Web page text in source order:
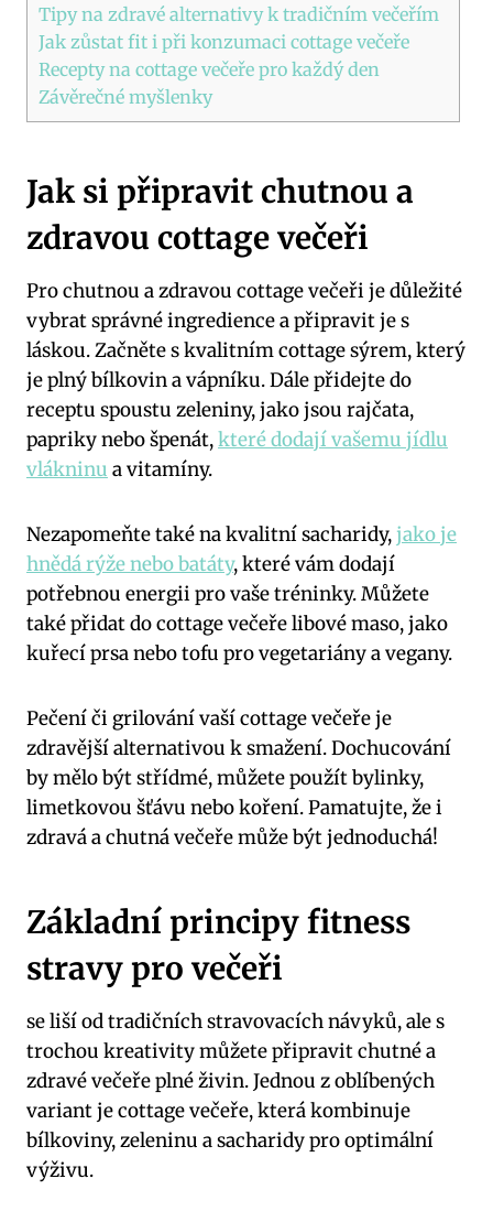
Tipy na zdravé alternativy k tradičním večeřím
Jak zůstat fit i při konzumaci cottage večeře
Recepty na cottage večeře pro každý den
Závěrečné myšlenky
Jak si připravit chutnou a
zdravou cottage večeři
Pro chutnou a zdravou cottage večeři je důležité
vybrat správné ingredience a připravit je s
láskou. Začněte s kvalitním cottage sýrem, který
je plný bílkovin a vápníku. Dále přidejte do
receptu spoustu zeleniny, jako jsou rajčata,
papriky nebo špenát,které dodají vašemu jídlu
vlákninu a vitamíny.
Nezapomeňte také na kvalitní sacharidy,jako je
hnědá rýže nebo batáty, které vám dodají
potřebnou energii pro vaše tréninky. Můžete
také přidat do cottage večeře libové maso, jako
kuřecí prsa nebo tofu pro vegetariány a vegany.
Pečení či grilování vaší cottage večeře je
zdravější alternativou k smažení. Dochucování
by mělo být střídmé, můžete použít bylinky,
limetkovou šťávu nebo koření. Pamatujte, že i
zdravá a chutná večeře může být jednoduchá!
Základní principy fitness
stravy pro večeři
se liší od tradičních stravovacích návyků, ale s
trochou kreativity můžete připravit chutné a
zdravé večeře plné živin. Jednou z oblíbených
variant je cottage večeře, která kombinuje
bílkoviny, zeleninu a sacharidy pro optimální
výživu.